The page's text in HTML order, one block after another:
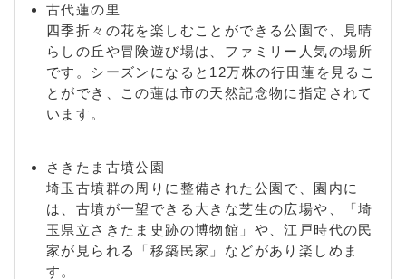
古代蓮の里
四季折々の花を楽しむことができる公園で、見晴
らしの丘や冒険遊び場は、ファミリー人気の場所
です。シーズンになると12万株の行田蓮を見るこ
とができ、この蓮は市の天然記念物に指定されて
います。
さきたま古墳公園
埼玉古墳群の周りに整備された公園で、園内に
は、古墳が一望できる大きな芝生の広場や、「埼
玉県立さきたま史跡の博物館」や、江戸時代の民
家が見られる「移築民家」などがあり楽しめま
す。